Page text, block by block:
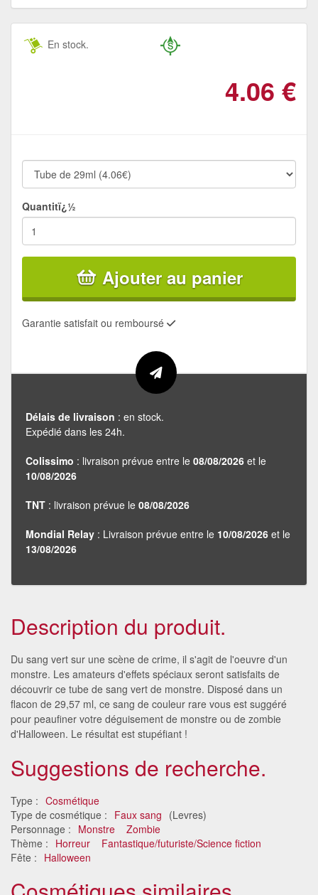
En stock.
4.06 €
Quantitï¿½
Ajouter au panier
Garantie satisfait ou remboursé
Délais de livraison : en stock.
Expédié dans les 24h.
Colissimo : livraison prévue entre le 08/08/2026 et le
10/08/2026
TNT : livraison prévue le 08/08/2026
Mondial Relay : Livraison prévue entre le 10/08/2026 et le
13/08/2026
Description du produit.
Du sang vert sur une scène de crime, il s'agit de l'oeuvre d'un
monstre. Les amateurs d'effets spéciaux seront satisfaits de
découvrir ce tube de sang vert de monstre. Disposé dans un
flacon de 29,57 ml, ce sang de couleur rare vous est suggéré
pour peaufiner votre déguisement de monstre ou de zombie
d'Halloween. Le résultat est stupéfiant !
Suggestions de recherche.
Type : Cosmétique
Type de cosmétique : Faux sang (Levres)
Personnage : Monstre
Zombie
Thème : Horreur
Fantastique/futuriste/Science fiction
Fête : Halloween